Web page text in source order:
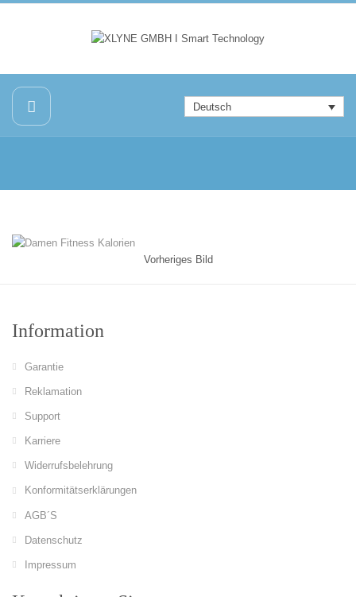
Deutsch
Vorheriges Bild
Information
Garantie
Reklamation
Support
Karriere
Widerrufsbelehrung
Konformitätserklärungen
AGB´S
Datenschutz
Impressum